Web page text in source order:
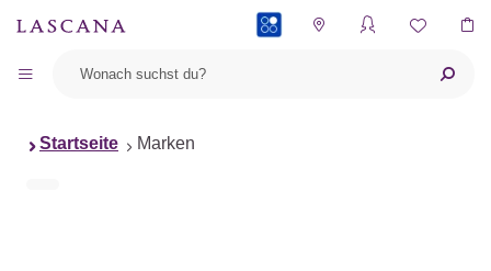
Startseite Marken